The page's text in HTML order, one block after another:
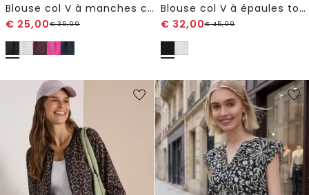
Blouse col V à manches courtes
€ 25,00€35,99
Blouse col V à épaules tombantes
€ 32,00€45,99